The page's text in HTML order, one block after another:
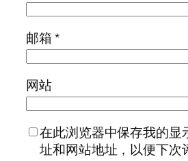
邮箱*
网站
在此浏览器中保存我的显
址和网站地址，以便下次